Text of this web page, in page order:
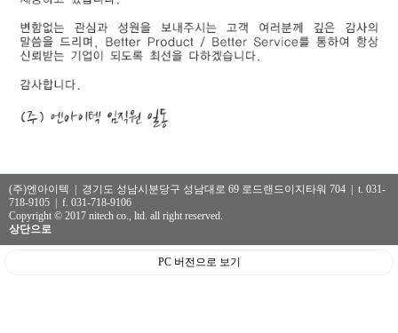
(주)엔아이텍 | 경기도 성남시분당구 성남대로 69 로드랜드이지타워 704 | t. 031-
718-9105 | f. 031-718-9106
Copyright © 2017 nitech co., ltd. all right reserved.
상단으로
PC 버전으로 보기